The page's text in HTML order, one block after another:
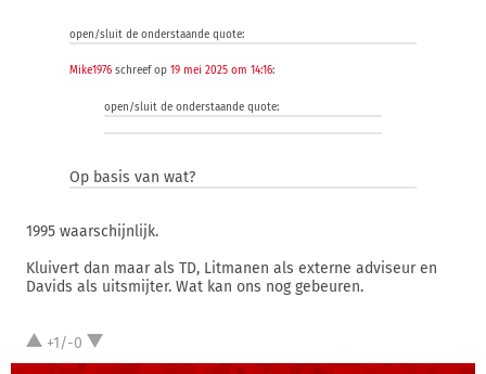
open/sluit de onderstaande quote:
Mike1976 schreef op 19 mei 2025 om 14:16:
open/sluit de onderstaande quote:
Op basis van wat?
1995 waarschijnlijk.
Kluivert dan maar als TD, Litmanen als externe adviseur en
Davids als uitsmijter. Wat kan ons nog gebeuren.
+1/-0